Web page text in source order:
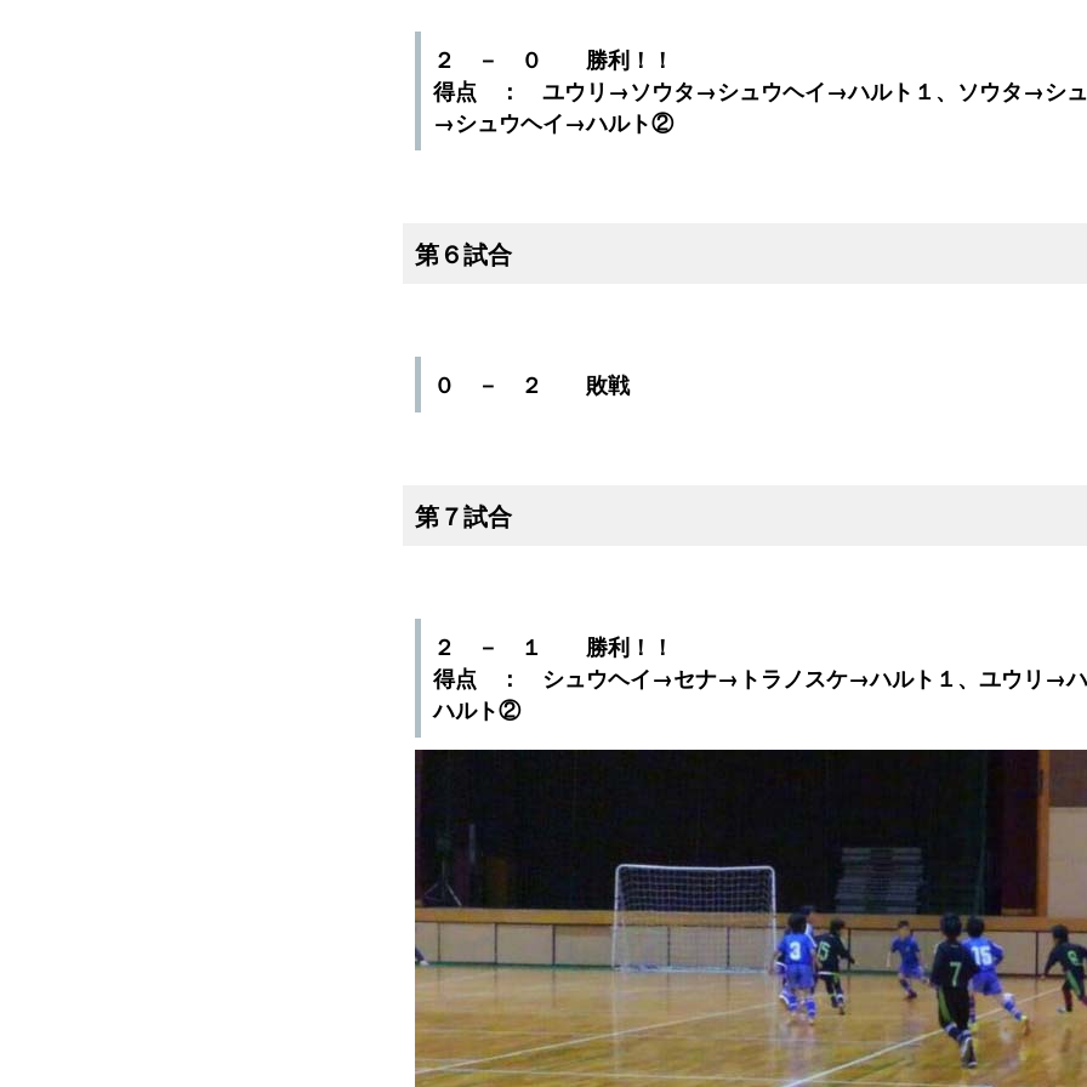
２ － ０ 勝利！！
得点 ： ユウリ→ソウタ→シュウヘイ→ハルト１、ソウタ→シ
→シュウヘイ→ハルト②
第６試合
０ － ２ 敗戦
第７試合
２ － １ 勝利！！
得点 ： シュウヘイ→セナ→トラノスケ→ハルト１、ユウリ→
ハルト②